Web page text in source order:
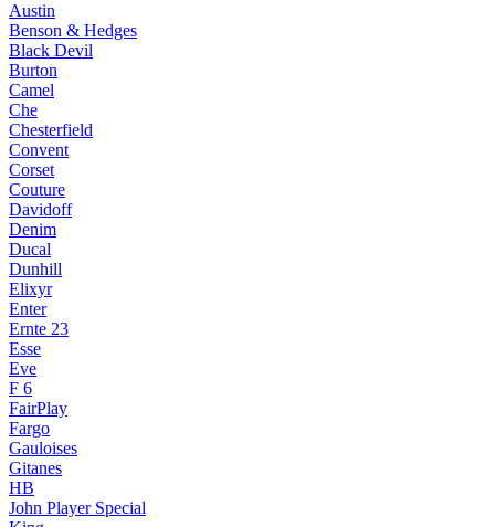
Austin
Benson & Hedges
Black Devil
Burton
Camel
Che
Chesterfield
Convent
Corset
Couture
Davidoff
Denim
Ducal
Dunhill
Elixyr
Enter
Ernte 23
Esse
Eve
F 6
FairPlay
Fargo
Gauloises
Gitanes
HB
John Player Special